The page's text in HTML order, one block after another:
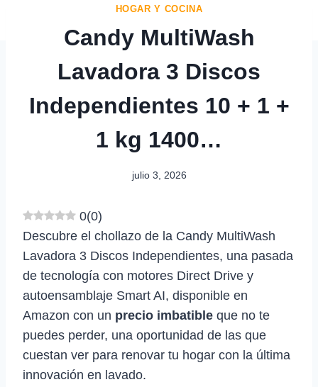
HOGAR Y COCINA
Candy MultiWash
Lavadora 3 Discos
Independientes 10 + 1 +
1 kg 1400…
julio 3, 2026
0(0)
Descubre el chollazo de la Candy MultiWash
Lavadora 3 Discos Independientes, una pasada
de tecnología con motores Direct Drive y
autoensamblaje Smart AI, disponible en
Amazon con un precio imbatible que no te
puedes perder, una oportunidad de las que
cuestan ver para renovar tu hogar con la última
innovación en lavado.